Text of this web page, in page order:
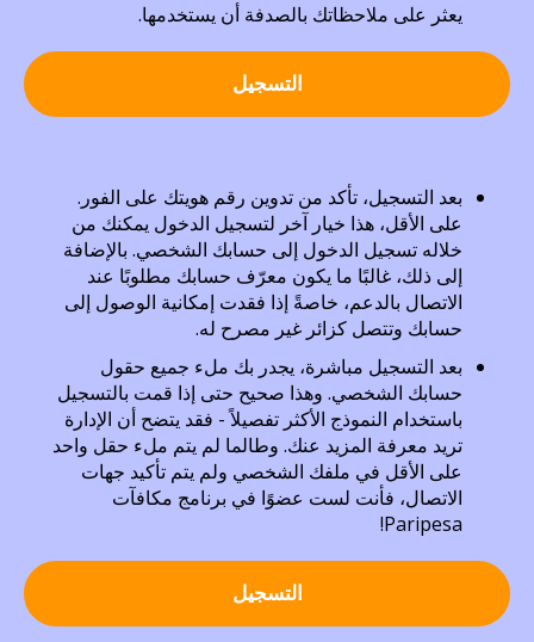
يعثر على ملاحظاتك بالصدفة أن يستخدمها.
التسجيل
بعد التسجيل، تأكد من تدوين رقم هويتك على الفور.
على الأقل، هذا خيار آخر لتسجيل الدخول يمكنك من
خلاله تسجيل الدخول إلى حسابك الشخصي. بالإضافة
إلى ذلك، غالبًا ما يكون معرّف حسابك مطلوبًا عند
الاتصال بالدعم، خاصةً إذا فقدت إمكانية الوصول إلى
حسابك وتتصل كزائر غير مصرح له.
بعد التسجيل مباشرة، يجدر بك ملء جميع حقول
حسابك الشخصي. وهذا صحيح حتى إذا قمت بالتسجيل
باستخدام النموذج الأكثر تفصيلاً - فقد يتضح أن الإدارة
تريد معرفة المزيد عنك. وطالما لم يتم ملء حقل واحد
على الأقل في ملفك الشخصي ولم يتم تأكيد جهات
الاتصال، فأنت لست عضوًا في برنامج مكافآت
Paripesa!
التسجيل